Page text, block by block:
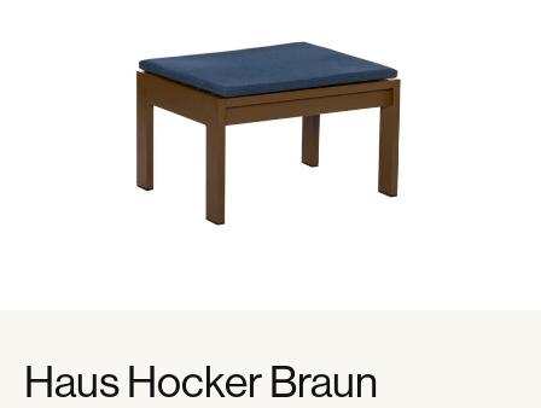
Haus Hocker Braun